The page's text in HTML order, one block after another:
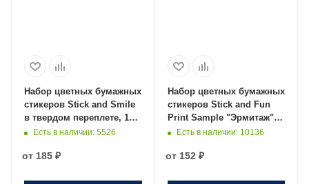
Набор цветных бумажных
стикеров Stick and Smile
в твердом переплете, 100
листов в блоке, размер
Есть в наличии: 5526
от 185 ₽
Набор цветных бумажных
стикеров Stick and Fun
Print Sample "Эрмитаж" в
твердом переплете, 50
8*10,5*1 см, черный
Есть в наличии: 10136
от 152 ₽